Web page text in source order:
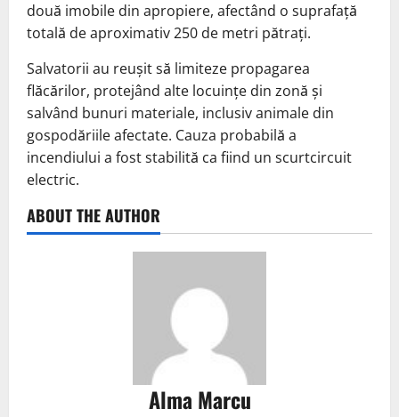
două imobile din apropiere, afectând o suprafață
totală de aproximativ 250 de metri pătrați.
Salvatorii au reușit să limiteze propagarea
flăcărilor, protejând alte locuințe din zonă și
salvând bunuri materiale, inclusiv animale din
gospodăriile afectate. Cauza probabilă a
incendiului a fost stabilită ca fiind un scurtcircuit
electric.
ABOUT THE AUTHOR
Alma Marcu